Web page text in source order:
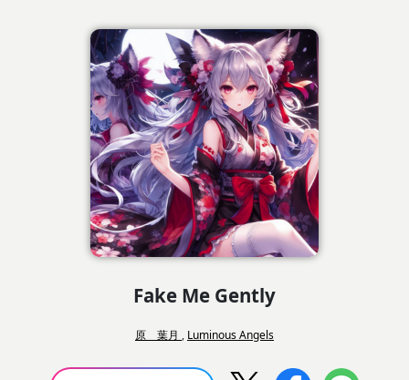
Fake Me Gently
原 葉月 , Luminous Angels